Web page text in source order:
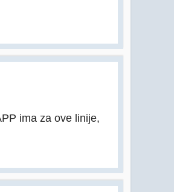
ima za ove linije,